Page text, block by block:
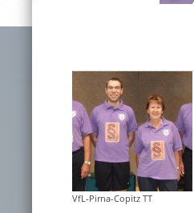
VfL-Pirna-Copitz TT